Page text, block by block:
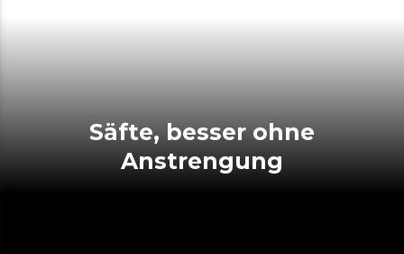
Säfte, besser ohne
Anstrengung